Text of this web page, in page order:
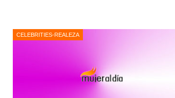
CELEBRITIES-REALEZA